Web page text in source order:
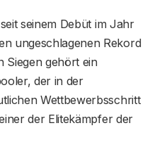
seinem Debüt im Jahr
ungeschlagenen Rekord
Siegen gehört ein
der in der
Wettbewerbsschritt
der Elitekämpfer der